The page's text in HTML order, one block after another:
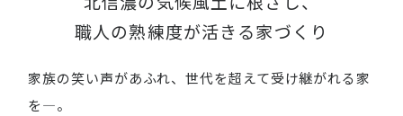
職人の熟練度が活きる家づくり
家族の笑い声があふれ、世代を超えて受け継がれる家
を―。